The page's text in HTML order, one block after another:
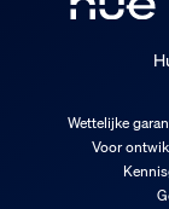
Volledig
Wettelijke
Voor